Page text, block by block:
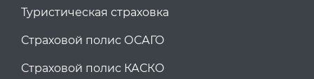
Туристическая страховка
Страховой полис ОСАГО
Страховой полис КАСКО